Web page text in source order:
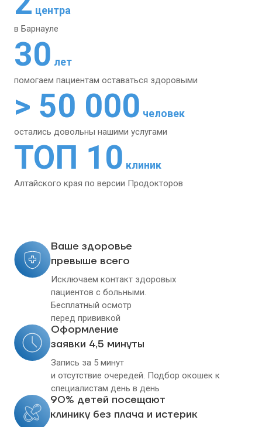
центра
в Барнауле
30 лет
помогаем пациентам оставаться здоровыми
> 50 000 человек
остались довольны нашими услугами
ТОП 10 клиник
Алтайского края по версии Продокторов
Ваше здоровье
превыше всего
Исключаем контакт здоровых
пациентов с больными.
Бесплатный осмотр
перед прививкой
Оформление
заявки 4,5 минуты
Запись за 5 минут
и отсутствие очередей. Подбор окошек к
специалистам день в день
90% детей посещают
клинику без плача и истерик